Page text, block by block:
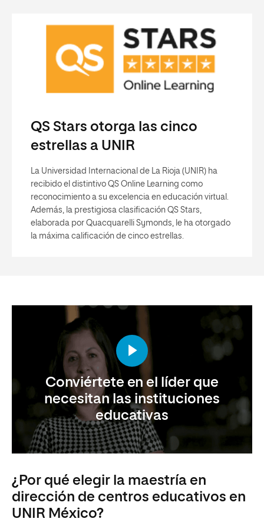
QS Stars otorga las cinco
estrellas a UNIR
La Universidad Internacional de La Rioja (UNIR) ha
recibido el distintivo QS Online Learning como
reconocimiento a su excelencia en educación virtual.
Además, la prestigiosa clasificación QS Stars,
elaborada por Quacquarelli Symonds, le ha otorgado
la máxima calificación de cinco estrellas.
Conviértete en el líder que
necesitan las instituciones
educativas
¿Por qué elegir la maestría en
dirección de centros educativos en
UNIR México?